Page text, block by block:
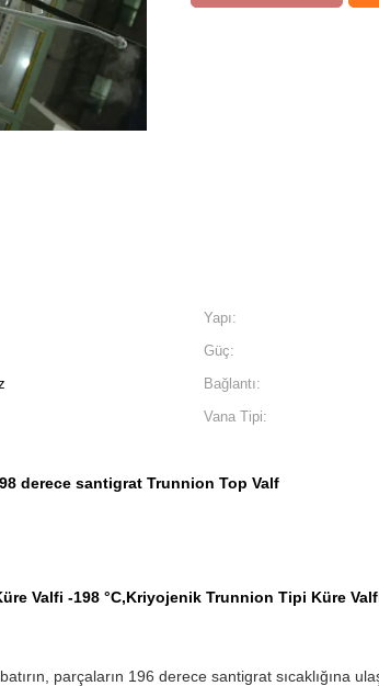
Yapı:
Güç:
Bağlantı:
Vana Tipi:
derece santigrat Trunnion Top Valf
Valfi -198 °C,Kriyojenik Trunnion Tipi Küre
parçaların 196 derece santigrat sıcaklığına